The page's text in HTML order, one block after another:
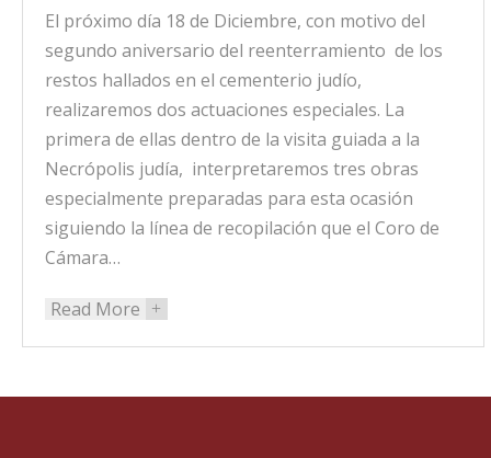
El próximo día 18 de Diciembre, con motivo del
segundo aniversario del reenterramiento de los
restos hallados en el cementerio judío,
realizaremos dos actuaciones especiales. La
primera de ellas dentro de la visita guiada a la
Necrópolis judía, interpretaremos tres obras
especialmente preparadas para esta ocasión
siguiendo la línea de recopilación que el Coro de
Cámara…
Read More +